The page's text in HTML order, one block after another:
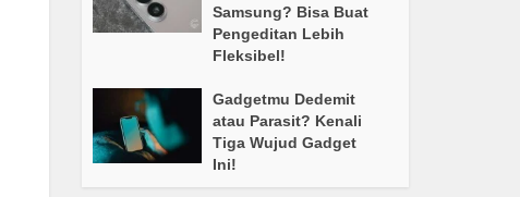
Samsung? Bisa Buat
Pengeditan Lebih
Fleksibel!
Gadgetmu Dedemit
atau Parasit? Kenali
Tiga Wujud Gadget
Ini!